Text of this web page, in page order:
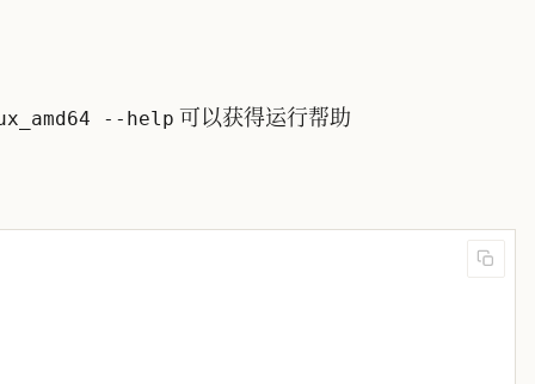
--help 可以获得运行帮助